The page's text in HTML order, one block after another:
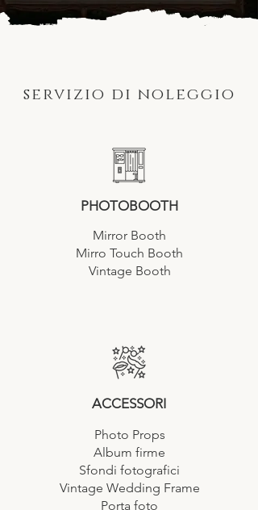
servizio di noleggio
PHOTOBOOTH
Mirror Booth
Mirro Touch Booth
Vintage Booth
ACCESSORI
Photo Props
Album firme
Sfondi fotografici
Vintage Wedding Frame
Porta foto